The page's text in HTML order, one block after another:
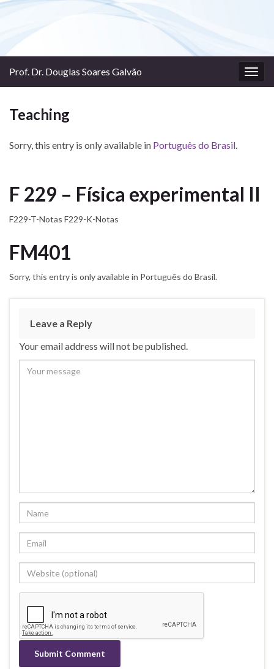
Prof. Dr. Douglas Soares Galvão
Teaching
Sorry, this entry is only available in Português do Brasil.
F 229 – Física experimental II
F229-T-Notas F229-K-Notas
FM401
Sorry, this entry is only available in Português do Brasil.
Leave a Reply
Your email address will not be published.